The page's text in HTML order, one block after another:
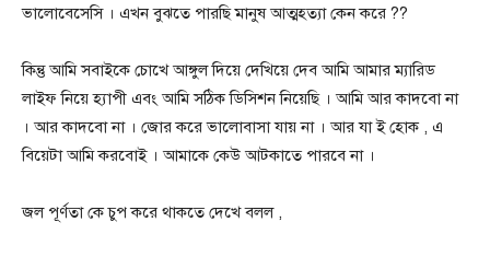
ভালোবেসেসি । এখন বুঝতে পারছি মানুষ আত্মহত্যা কেন করে ??
কিন্তু আমি সবাইকে চোখে আঙ্গুল দিয়ে দেখিয়ে দেব আমি আমার ম্যারিড
লাইফ নিয়ে হ্যাপী এবং আমি সঠিক ডিসিশন নিয়েছি । আমি আর কাদবো না
। আর কাদবো না । জোর করে ভালোবাসা যায় না । আর যা ই হোক , এ
বিয়েটা আমি করবোই । আমাকে কেউ আটকাতে পারবে না ।
জল পূর্ণতা কে চুপ করে থাকতে দেখে বলল ,